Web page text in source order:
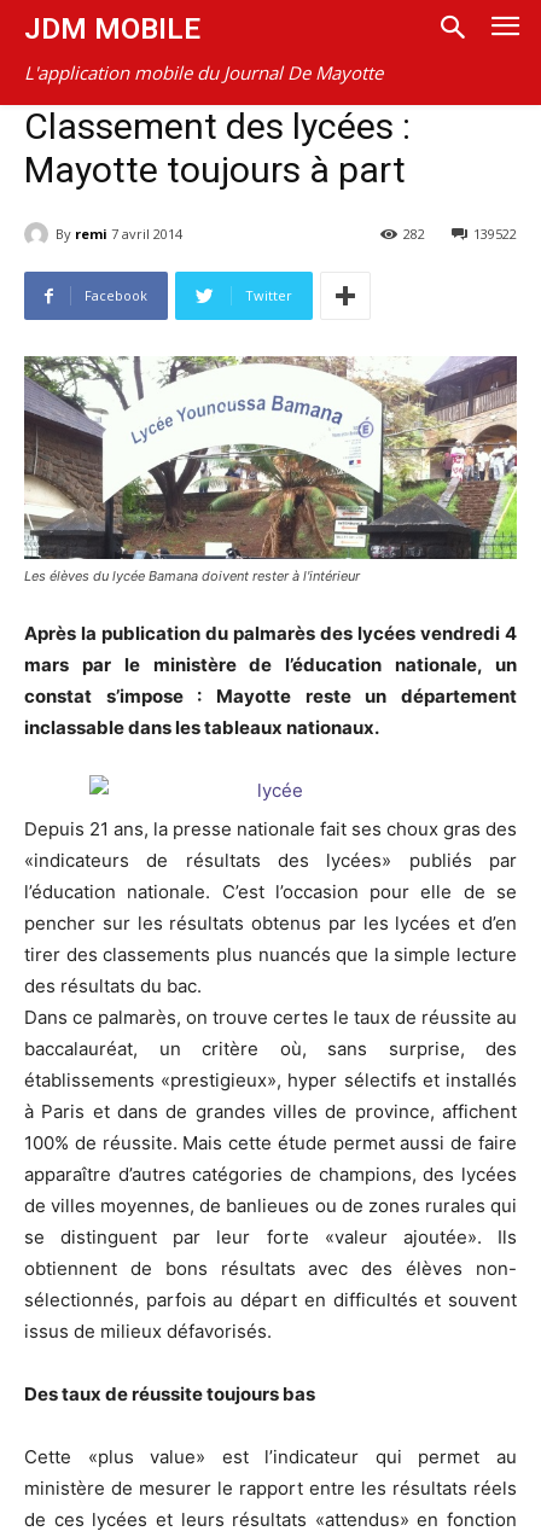
JDM MOBILE
L'application mobile du Journal De Mayotte
Classement des lycées :
Mayotte toujours à part
By remi 7 avril 2014 139522
282
Facebook Twitter
Les élèves du lycée Bamana doivent rester à l'intérieur
Après la publication du palmarès des lycées vendredi 4
mars par le ministère de l’éducation nationale, un
constat s’impose : Mayotte reste un département
inclassable dans les tableaux nationaux.
Depuis 21 ans, la presse nationale fait ses choux gras des
«indicateurs de résultats des lycées» publiés par
l’éducation nationale. C’est l’occasion pour elle de se
pencher sur les résultats obtenus par les lycées et d’en
tirer des classements plus nuancés que la simple lecture
des résultats du bac.
Dans ce palmarès, on trouve certes le taux de réussite au
baccalauréat, un critère où, sans surprise, des
établissements «prestigieux», hyper sélectifs et installés
à Paris et dans de grandes villes de province, affichent
100% de réussite. Mais cette étude permet aussi de faire
apparaître d’autres catégories de champions, des lycées
de villes moyennes, de banlieues ou de zones rurales qui
se distinguent par leur forte «valeur ajoutée». Ils
obtiennent de bons résultats avec des élèves non-
sélectionnés, parfois au départ en difficultés et souvent
issus de milieux défavorisés.
Des taux de réussite toujours bas
Cette «plus value» est l’indicateur qui permet au
ministère de mesurer le rapport entre les résultats réels
de ces lycées et leurs résultats «attendus» en fonction